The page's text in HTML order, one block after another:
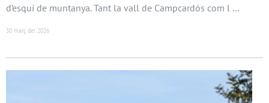
d’esquí de muntanya. Tant la vall de Campcardós com l …
30 març del 2026